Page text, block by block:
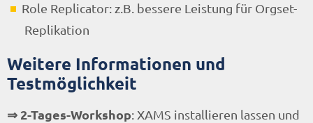
Role Replicator: z.B. bessere Leistung für Orgset-
Replikation
Weitere Informationen und
Testmöglichkeit
⇒ 2-Tages-Workshop: XAMS installieren lassen und